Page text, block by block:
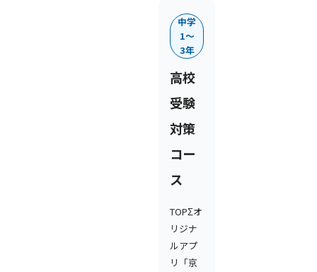
中学
1〜
3年
高校
受験
対策
コー
ス
TOPΣオ
リジナ
ルアプ
リ「京